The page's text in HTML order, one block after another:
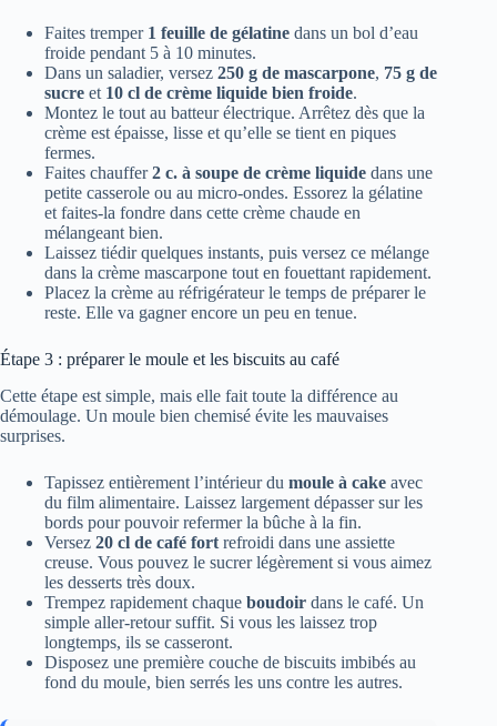
Faites tremper 1 feuille de gélatine dans un bol d’eau
froide pendant 5 à 10 minutes.
Dans un saladier, versez 250 g de mascarpone, 75 g de
sucre et 10 cl de crème liquide bien froide.
Montez le tout au batteur électrique. Arrêtez dès que la
crème est épaisse, lisse et qu’elle se tient en piques
fermes.
Faites chauffer2 c. à soupe de crème liquide dans une
petite casserole ou au micro-ondes. Essorez la gélatine
et faites-la fondre dans cette crème chaude en
mélangeant bien.
Laissez tiédir quelques instants, puis versez ce mélange
dans la crème mascarpone tout en fouettant rapidement.
Placez la crème au réfrigérateur le temps de préparer le
reste. Elle va gagner encore un peu en tenue.
Étape 3 : préparer le moule et les biscuits au café
Cette étape est simple, mais elle fait toute la différence au
démoulage. Un moule bien chemisé évite les mauvaises
surprises.
Tapissez entièrement l’intérieur du moule à cake avec
du film alimentaire. Laissez largement dépasser sur les
bords pour pouvoir refermer la bûche à la fin.
Versez 20 cl de café fort refroidi dans une assiette
creuse. Vous pouvez le sucrer légèrement si vous aimez
les desserts très doux.
Trempez rapidement chaque boudoir dans le café. Un
simple aller-retour suffit. Si vous les laissez trop
longtemps, ils se casseront.
Disposez une première couche de biscuits imbibés au
fond du moule, bien serrés les uns contre les autres.